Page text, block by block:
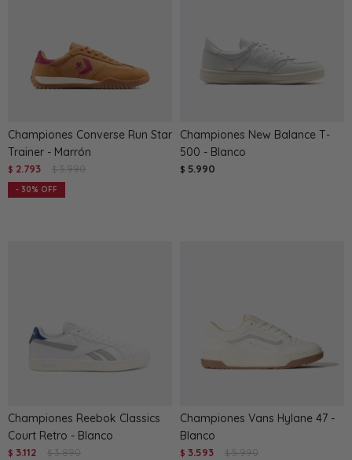
Championes Converse Run Star
Trainer - Marrón
$ 2.793 $ 3.990
30
Championes New Balance T-
500 - Blanco
$ 5.990
Championes Reebok Classics
Court Retro - Blanco
$ 3.112 $ 3.890
Championes Vans Hylane 47 -
Blanco
$ 3.593 $ 5.990